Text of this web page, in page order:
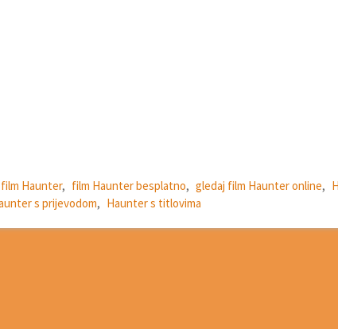
film Haunter, film Haunter besplatno, gledaj film Haunter online,
s prijevodom, Haunter s titlovima